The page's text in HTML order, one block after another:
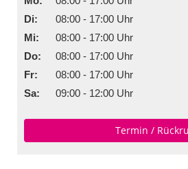
Di:
08:00 - 17:00 Uhr
Mi:
08:00 - 17:00 Uhr
Do:
08:00 - 17:00 Uhr
Fr:
08:00 - 17:00 Uhr
Sa:
09:00 - 12:00 Uhr
Termin /